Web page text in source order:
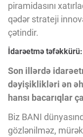
piramidasını
qədər strateji
çətindir.
İdarəetmə
Son illərdə
dəyişiklikləri ən
hansı bacarıqlar
Biz BANI
gözlənilməz,